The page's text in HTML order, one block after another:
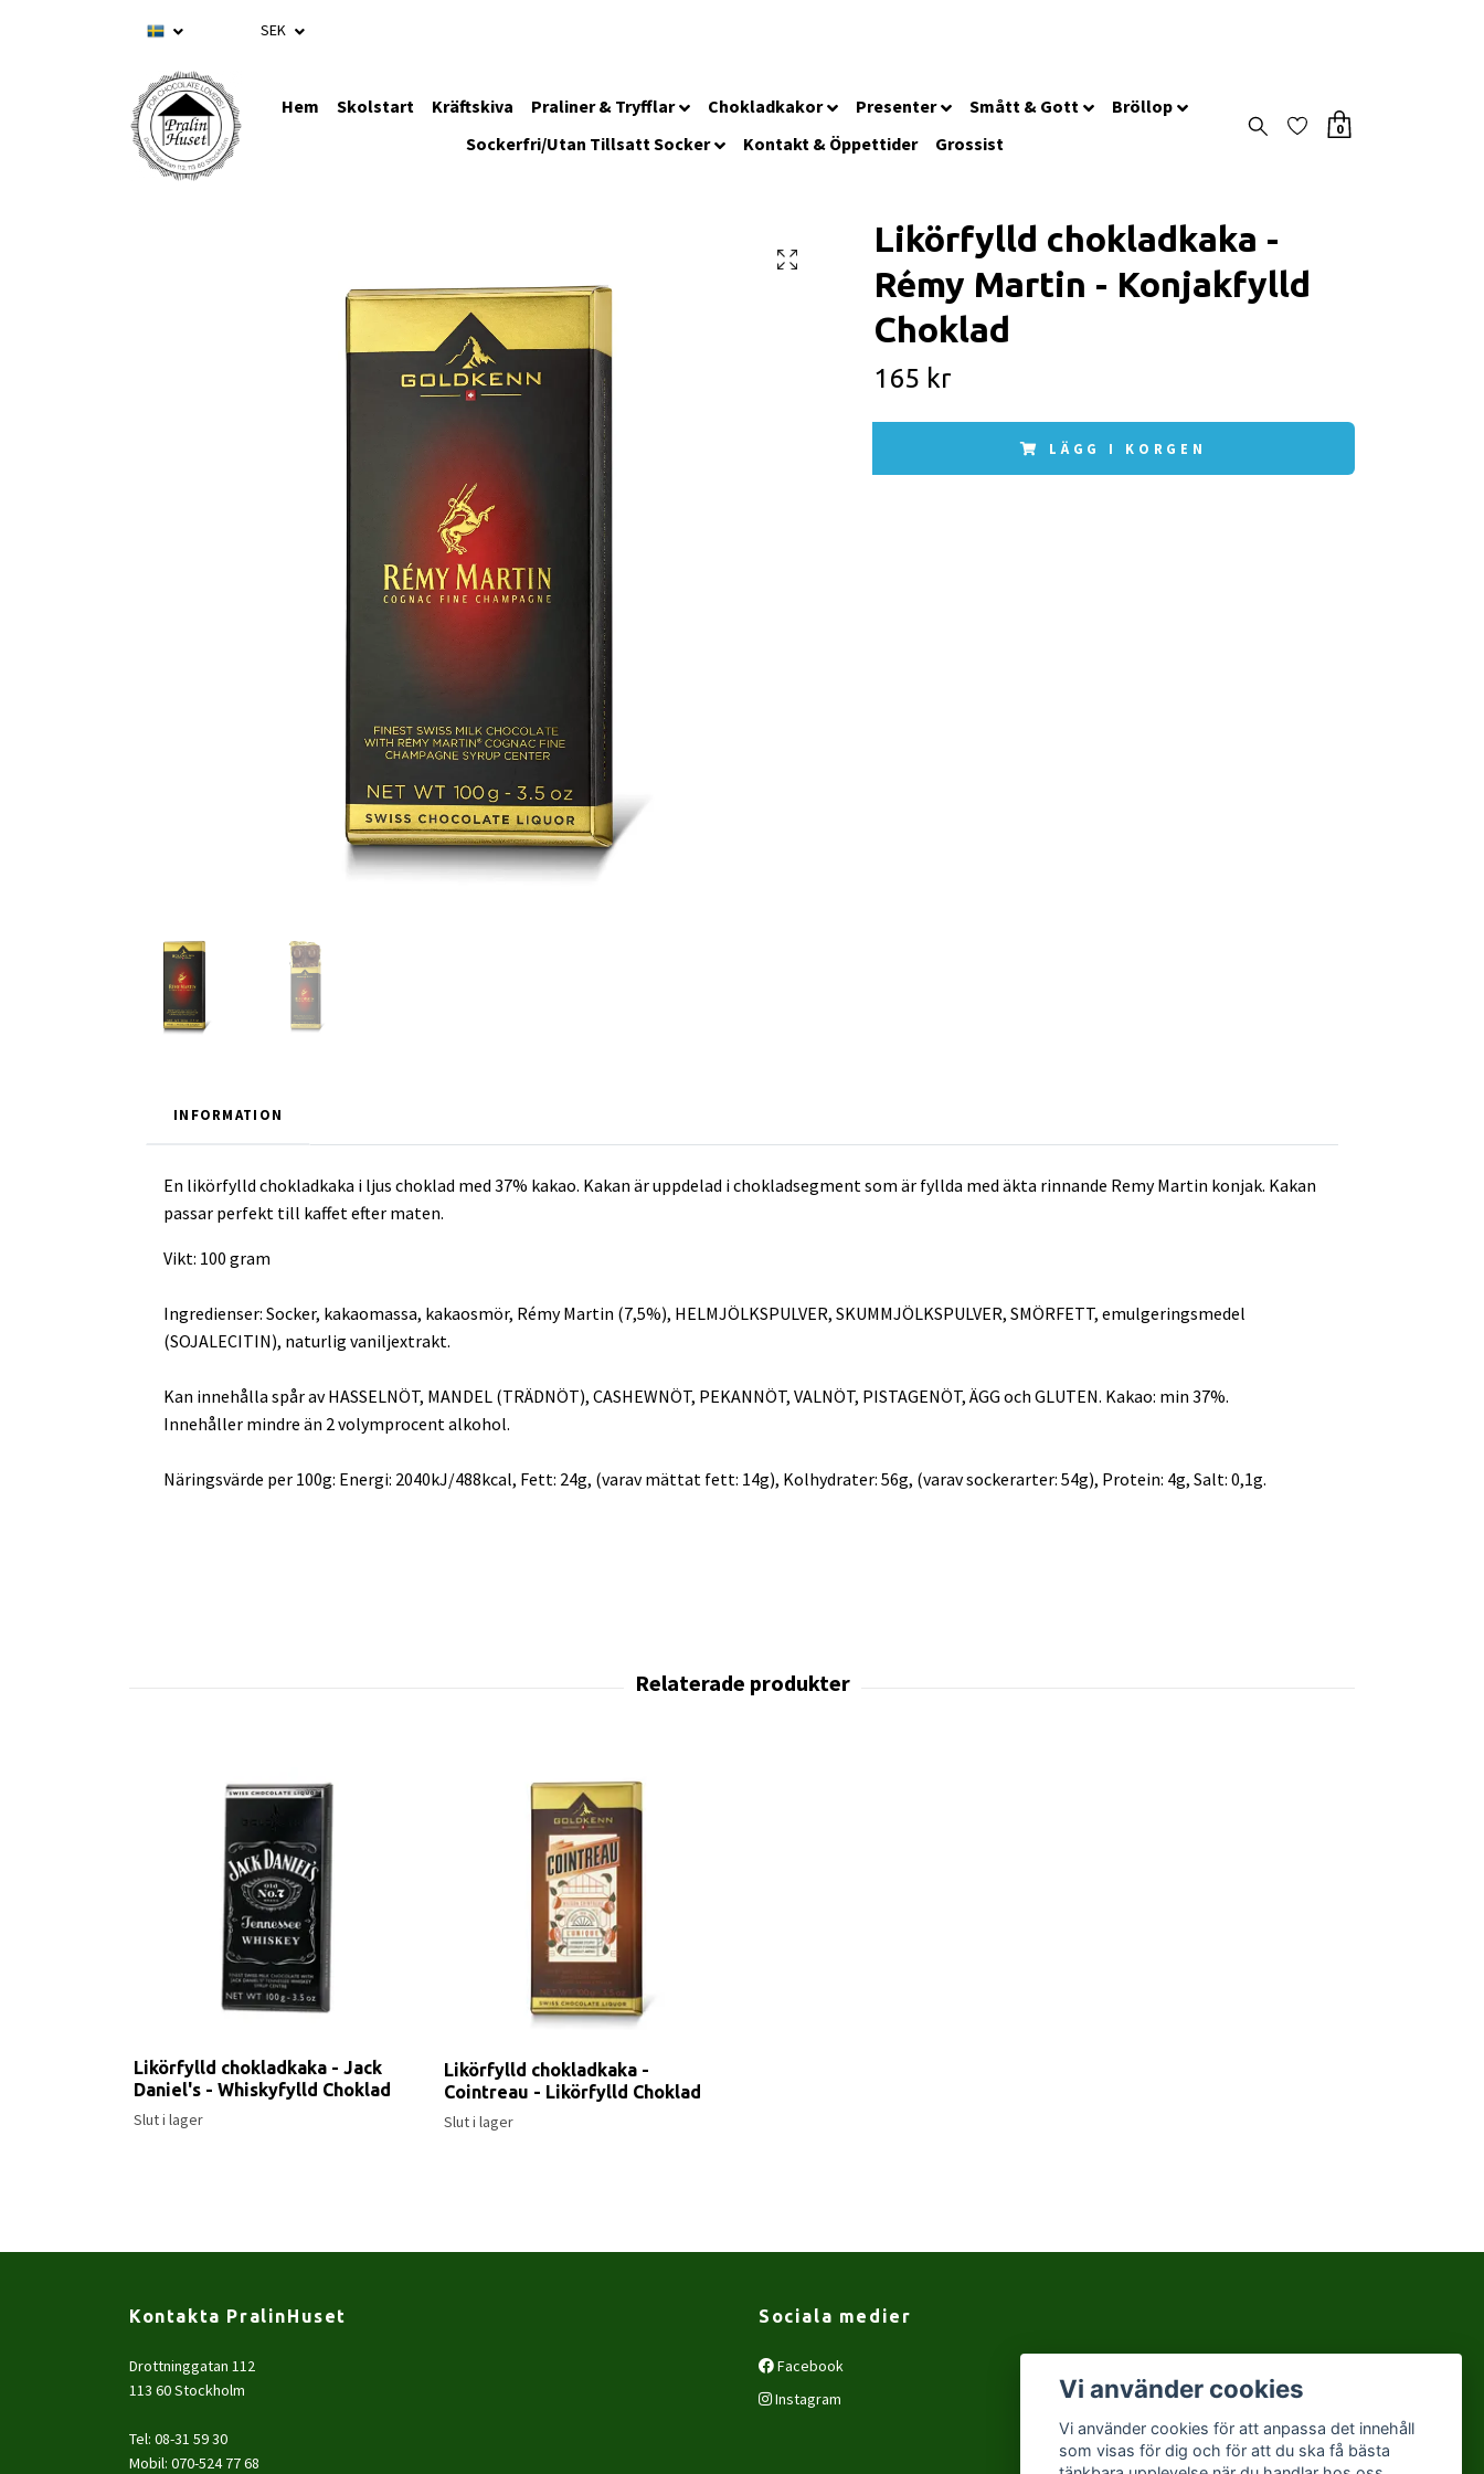
SEK
Hem Skolstart Kräftskiva Praliner & Tryfflar Chokladkakor Presenter Smått & Gott
Bröllop
Sockerfri/Utan Tillsatt Socker
Kontakt & Öppettider Grossist
0
Likörfylld chokladkaka -
Rémy Martin - Konjakfylld
Choklad
165 kr
LÄGG I KORGEN
INFORMATION
En likörfylld chokladkaka i ljus choklad med 37% kakao. Kakan är uppdelad i chokladsegment som är fyllda med äkta rinnande Remy Martin konjak. Kakan
passar perfekt till kaffet efter maten.
Vikt: 100 gram
Ingredienser: Socker, kakaomassa, kakaosmör, Rémy Martin (7,5%), HELMJÖLKSPULVER, SKUMMJÖLKSPULVER, SMÖRFETT, emulgeringsmedel
(SOJALECITIN), naturlig vaniljextrakt.
Kan innehålla spår av HASSELNÖT, MANDEL (TRÄDNÖT), CASHEWNÖT, PEKANNÖT, VALNÖT, PISTAGENÖT, ÄGG och GLUTEN. Kakao: min 37%.
Innehåller mindre än 2 volymprocent alkohol.
Näringsvärde per 100g: Energi: 2040kJ/488kcal, Fett: 24g, (varav mättat fett: 14g), Kolhydrater: 56g, (varav sockerarter: 54g), Protein: 4g, Salt: 0,1g.
Likörfylld chokladkaka - Jack
Daniel's - Whiskyfylld Choklad
Slut i lager
Likörfylld chokladkaka -
Cointreau - Likörfylld Choklad
Slut i lager
Kontakta PralinHuset
Drottninggatan 112
113 60 Stockholm
Tel: 08-31 59 30
Mobil: 070-524 77 68
Sociala medier
Facebook
Instagram
Vi använder cookies
Vi använder cookies för att anpassa det innehåll
som visas för dig och för att du ska få bästa